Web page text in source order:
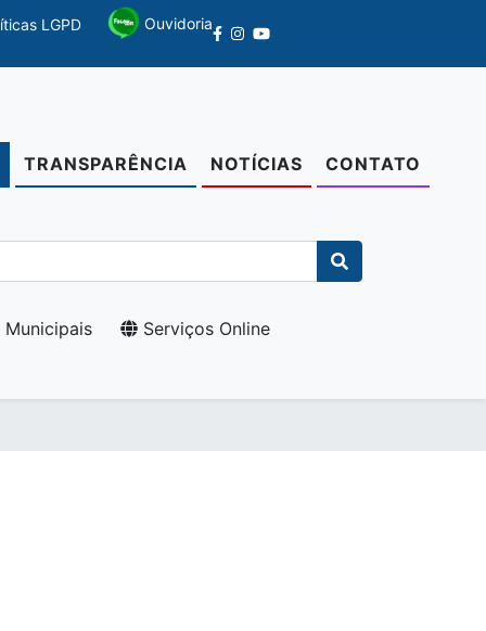
LGPD Ouvidoria
TRANSPARÊNCIA NOTÍCIAS CONTATO
Municipais
Serviços Online